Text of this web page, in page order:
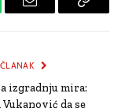
Email
Copy
izgradnju mira:
Vukanović da se